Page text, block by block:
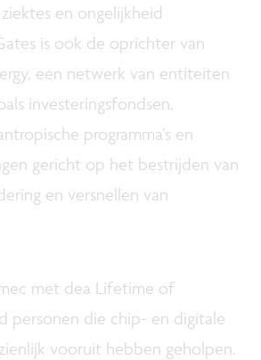
en ongelijkheid
is ook de oprichter van
een netwerk van entiteiten
investeringsfondsen,
programma’s en
gericht op het bestrijden van
en versnellen van
met dea Lifetime of
personen die chip- en digitale
vooruit hebben geholpen.